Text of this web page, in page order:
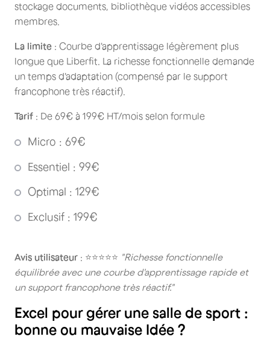
stockage documents, bibliothèque vidéos accessibles
membres.
La limite : Courbe d'apprentissage légèrement plus
longue que Liberfit. La richesse fonctionnelle demande
un temps d'adaptation (compensé par le support
francophone très réactif).
Tarif : De 69€ à 199€ HT/mois selon formule
Micro : 69€
Essentiel : 99€
Optimal : 129€
Exclusif : 199€
Avis utilisateur : ⭐⭐⭐⭐⭐ "Richesse fonctionnelle
équilibrée avec une courbe d'apprentissage rapide et
un support francophone très réactif."
Excel pour gérer une salle de sport :
bonne ou mauvaise Idée ?